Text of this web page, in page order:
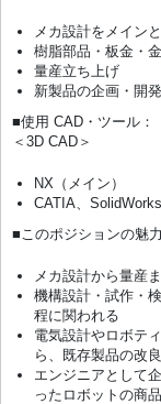
メカ設計をメイン
樹脂部品・板金・
量産立ち上げ
新製品の企画・開発
■使用 CAD・ツール：
＜3D CAD＞
NX（メイン）
CATIA、
■このポジションの魅
メカ設計から量産
機構設計・試作・
程に関われる
電気設計やロボテ
ら、既存製品の改
エンジニアとして
ったロボットの商